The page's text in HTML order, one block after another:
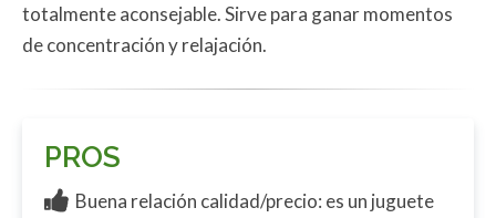
totalmente aconsejable. Sirve para ganar momentos
de concentración y relajación.
PROS
Buena relación calidad/precio: es un juguete